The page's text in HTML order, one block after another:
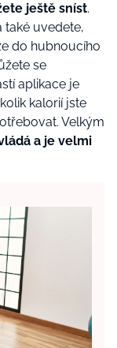
ještě sníst.
také uvedete,
do hubnoucího
se
aplikace je
kalorií jste
Velkým
a je velmi